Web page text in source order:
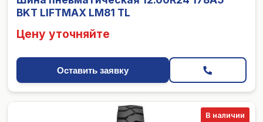
BKT LIFTMAX LM81 TL
Цену уточняйте
Оставить заявку
В наличии